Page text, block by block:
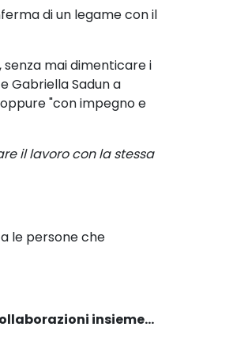
di un legame con il
mai dimenticare i
Gabriella Sadun a
"con impegno e
il lavoro con la stessa
le persone che
insieme...